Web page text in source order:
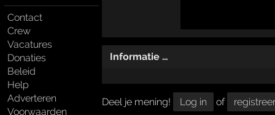
Contact
Crew
Vacatures
Donaties
Beleid
Help
Adverteren
Voorwaarden
Informatie …
Deel je mening! Log in of registreer